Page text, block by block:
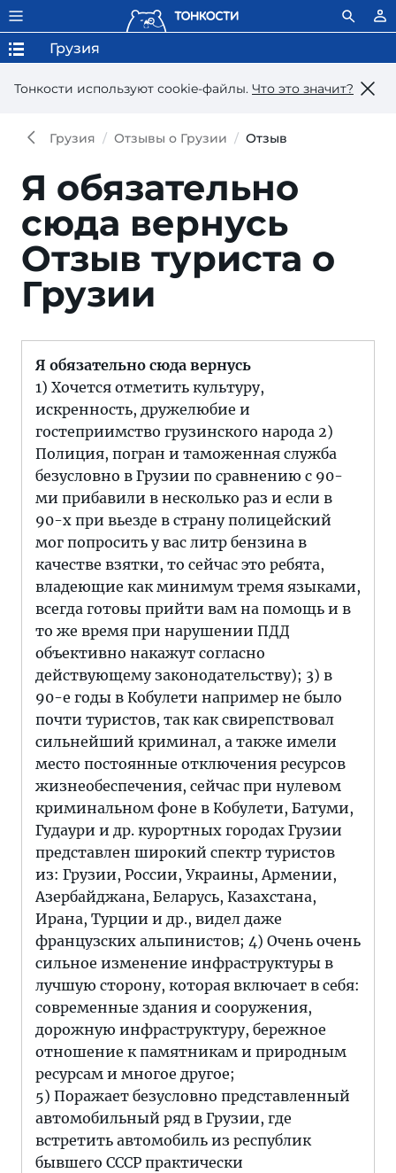
Тонкости используют сookie-файлы. Что это значит?
Грузия
Грузия Отзывы о Грузии Отзыв
Я обязательно
сюда вернусь
Отзыв туриста о
Грузии
Я обязательно сюда вернусь
1) Хочется отметить культуру,
искренность, дружелюбие и
гостеприимство грузинского народа 2)
Полиция, погран и таможенная служба
безусловно в Грузии по сравнению с 90-
ми прибавили в несколько раз и если в
90-х при вьезде в страну полицейский
мог попросить у вас литр бензина в
качестве взятки, то сейчас это ребята,
владеющие как минимум тремя языками,
всегда готовы прийти вам на помощь и в
то же время при нарушении ПДД
объективно накажут согласно
действующему законодательству); 3) в
90-е годы в Кобулети например не было
почти туристов, так как свирепствовал
сильнейший криминал, а также имели
место постоянные отключения ресурсов
жизнеобеспечения, сейчас при нулевом
криминальном фоне в Кобулети, Батуми,
Гудаури и др. курортных городах Грузии
представлен широкий спектр туристов
из: Грузии, России, Украины, Армении,
Азербайджана, Беларусь, Казахстана,
Ирана, Турции и др., видел даже
французских альпинистов; 4) Очень очень
сильное изменение инфраструктуры в
лучшую сторону, которая включает в себя:
современные здания и сооружения,
дорожную инфраструктуру, бережное
отношение к памятникам и природным
ресурсам и многое другое;
5) Поражает безусловно представленный
автомобильный ряд в Грузии, где
встретить автомобиль из республик
бывшего СССР практически